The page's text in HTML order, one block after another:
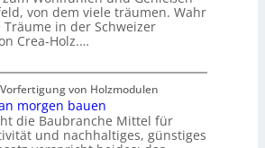
von dem viele träumen. Wahr
in der Schweizer
Crea-Holz.…
von Holzmodulen
morgen bauen
die Baubranche Mittel für
und nachhaltiges, günstiges